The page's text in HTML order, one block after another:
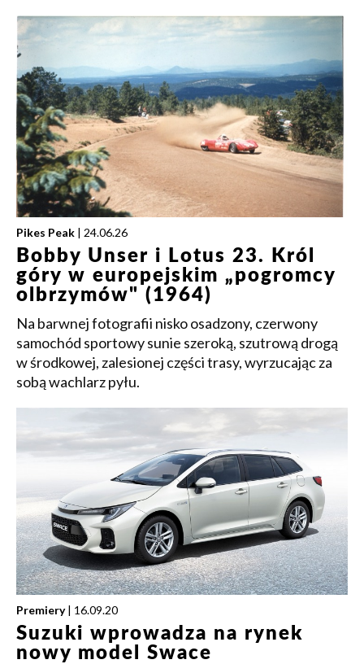
Pikes Peak | 24.06.26
Bobby Unser i Lotus 23. Król
góry w europejskim „pogromcy
olbrzymów" (1964)
Na barwnej fotografii nisko osadzony, czerwony
samochód sportowy sunie szeroką, szutrową drogą
w środkowej, zalesionej części trasy, wyrzucając za
sobą wachlarz pyłu.
Premiery | 16.09.20
Suzuki wprowadza na rynek
nowy model Swace